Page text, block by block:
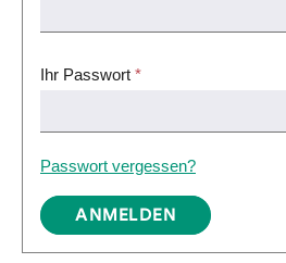
Ihr Passwort *
Passwort vergessen?
ANMELDEN